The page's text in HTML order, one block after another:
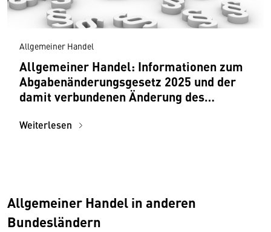
Allgemeiner Handel
Allgemeiner Handel: Informationen zum
Abgabenänderungsgesetz 2025 und der
damit verbundenen Änderung des
Tabaksteuergesetzes
Weiterlesen
Allgemeiner Handel in anderen
Bundesländern